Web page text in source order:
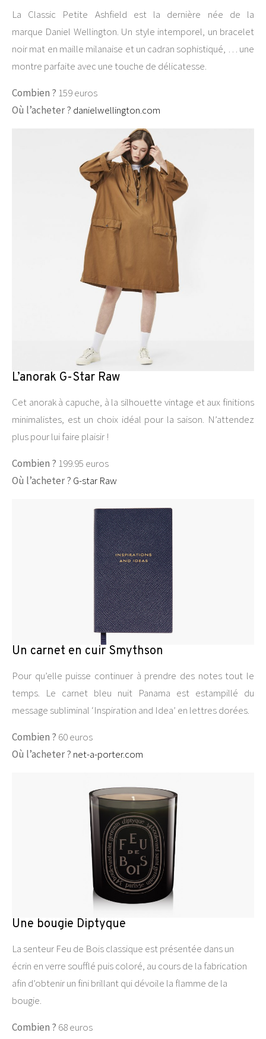
La Classic Petite Ashfield est la dernière née de la
marque Daniel Wellington. Un style intemporel, un bracelet
noir mat en maille milanaise et un cadran sophistiqué, … une
montre parfaite avec une touche de délicatesse.
Combien ? 159 euros
Où l’acheter ? danielwellington.com
L’anorak G-Star Raw
Cet anorak à capuche, à la silhouette vintage et aux finitions
minimalistes, est un choix idéal pour la saison. N’attendez
plus pour lui faire plaisir !
Combien ? 199.95 euros
Où l’acheter ? G-star Raw
Un carnet en cuir Smythson
Pour qu’elle puisse continuer à prendre des notes tout le
temps. Le carnet bleu nuit Panama est estampillé du
message subliminal ‘Inspiration and Idea’ en lettres dorées.
Combien ? 60 euros
Où l’acheter ? net-a-porter.com
Une bougie Diptyque
La senteur Feu de Bois classique est présentée dans un
écrin en verre soufflé puis coloré, au cours de la fabrication
afin d’obtenir un fini brillant qui dévoile la flamme de la
bougie.
Combien ? 68 euros